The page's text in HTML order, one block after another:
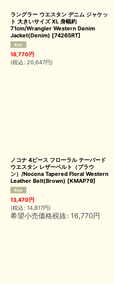
ラングラー ウエスタン デニム ジャケッ
ト 大きいサイズ XL 身幅約
71cm/Wrangler Western Denim
Jacket(Denim) [74265RT]
18,770円
(税込 : 20,647円)
ノコナ 4ピース フローラル テーパード
ウエスタン レザーベルト（ブラウ
ン）/Nocona Tapered Floral Western
Leather Belt(Brown) [KMAP79]
13,470円
(税込 : 14,817円)
希望小売価格税抜: 16,770円